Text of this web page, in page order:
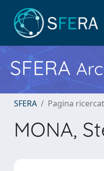
SFERA
SFERA Pagina
MONA,